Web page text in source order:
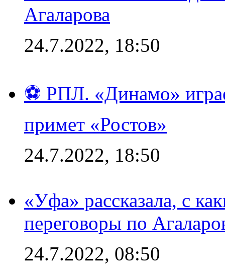
Агаларова
24.7.2022, 18:50
⚽ РПЛ. «Динамо»
примет «Ростов»
24.7.2022, 18:50
«Уфа» рассказала, с
переговоры по
24.7.2022, 08:50